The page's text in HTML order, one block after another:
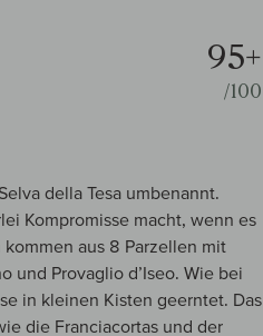
95+
/100
della Tesa umbenannt.
Kompromisse macht, wenn es
aus 8 Parzellen mit
und Provaglio d’Iseo. Wie bei
in kleinen Kisten geerntet. Das
die Franciacortas und der